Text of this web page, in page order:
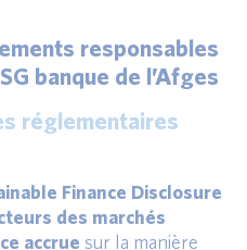
responsables
banque de l’Afges
réglementaires
Finance Disclosure
des marchés
accrue sur la manière